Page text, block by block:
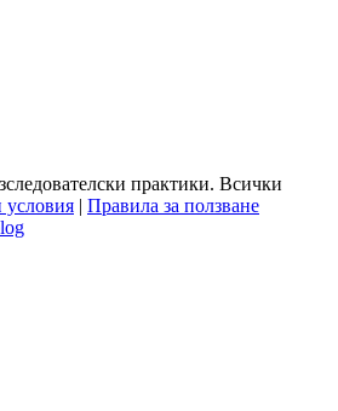
практики. Всички
| Правила за ползване